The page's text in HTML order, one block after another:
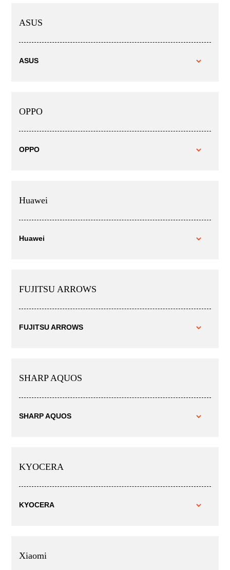
ASUS
ASUS
OPPO
OPPO
Huawei
Huawei
FUJITSU ARROWS
FUJITSU ARROWS
SHARP AQUOS
SHARP AQUOS
KYOCERA
KYOCERA
Xiaomi